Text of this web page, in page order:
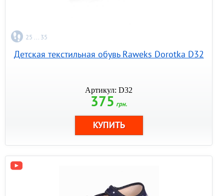
25 ... 35
Детская текстильная обувь Raweks Dorotka D32
Артикул: D32
375 грн.